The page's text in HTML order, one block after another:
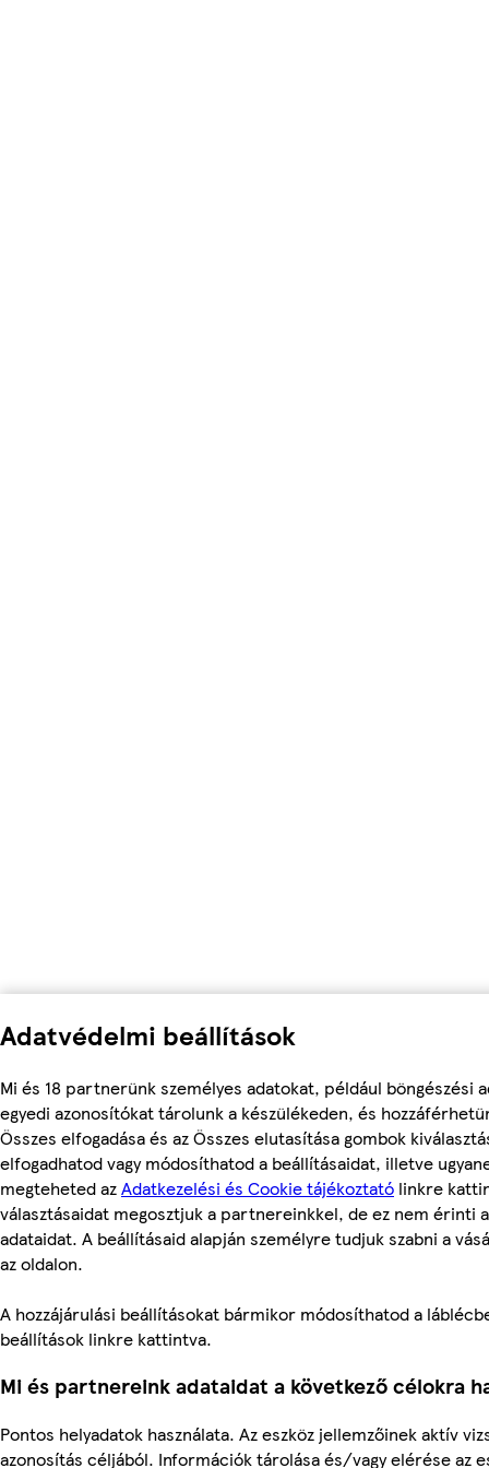
Adatvédelmi beállítások
Mi és 18 partnerünk személyes adatokat, például böngészési
egyedi azonosítókat tárolunk a készülékeden, és
Összes elfogadása és az Összes elutasítása gombok
elfogadhatod vagy módosíthatod a beállításaidat, illetve
megteheted azAdatkezelési és Cookie tájékoztató linkre
választásaidat megosztjuk a partnereinkkel, de ez nem érinti
adataidat. A beállításaid alapján személyre tudjuk szabni a
az oldalon.
A hozzájárulási beállításokat bármikor módosíthatod a
beállítások linkre kattintva.
Mi és partnereink adataidat a következő célokra
Pontos helyadatok használata. Az eszköz jellemzőinek aktív
azonosítás céljából. Információk tárolása és/vagy elérése az